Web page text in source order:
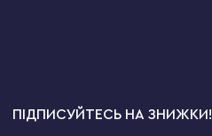
ПІДПИСУЙТЕСЬ НА ЗНИЖКИ!